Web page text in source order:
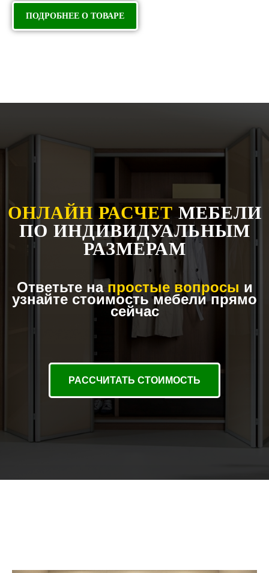
ПОДРОБНЕЕ О ТОВАРЕ
ОНЛАЙН РАСЧЕТ МЕБЕЛИ
ПО ИНДИВИДУАЛЬНЫМ
РАЗМЕРАМ
Ответьте напростые вопросы и
узнайте стоимость мебели прямо
сейчас
РАССЧИТАТЬ СТОИМОСТЬ